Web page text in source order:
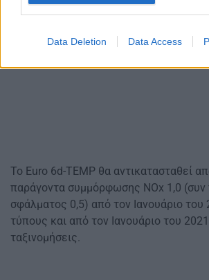
Data Deletion Data Access
Το Euro 6d-TEMP θα αντικατασταθεί
παράγοντα συμμόρφωσης NOx 1,0 (συν
σφάλματος 0,5) από τον Ιανουάριο του
τύπους και από τον Ιανουάριο του
ταξινομήσεις.